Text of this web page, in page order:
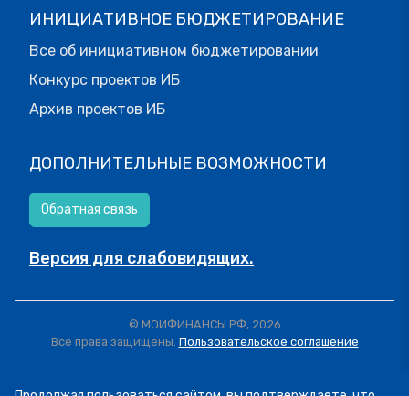
ИНИЦИАТИВНОЕ БЮДЖЕТИРОВАНИЕ
Все об инициативном бюджетировании
Конкурс проектов ИБ
Архив проектов ИБ
ДОПОЛНИТЕЛЬНЫЕ ВОЗМОЖНОСТИ
Обратная связь
Версия для слабовидящих.
© МОИФИНАНСЫ.РФ, 2026
Все права защищены. Пользовательское соглашение